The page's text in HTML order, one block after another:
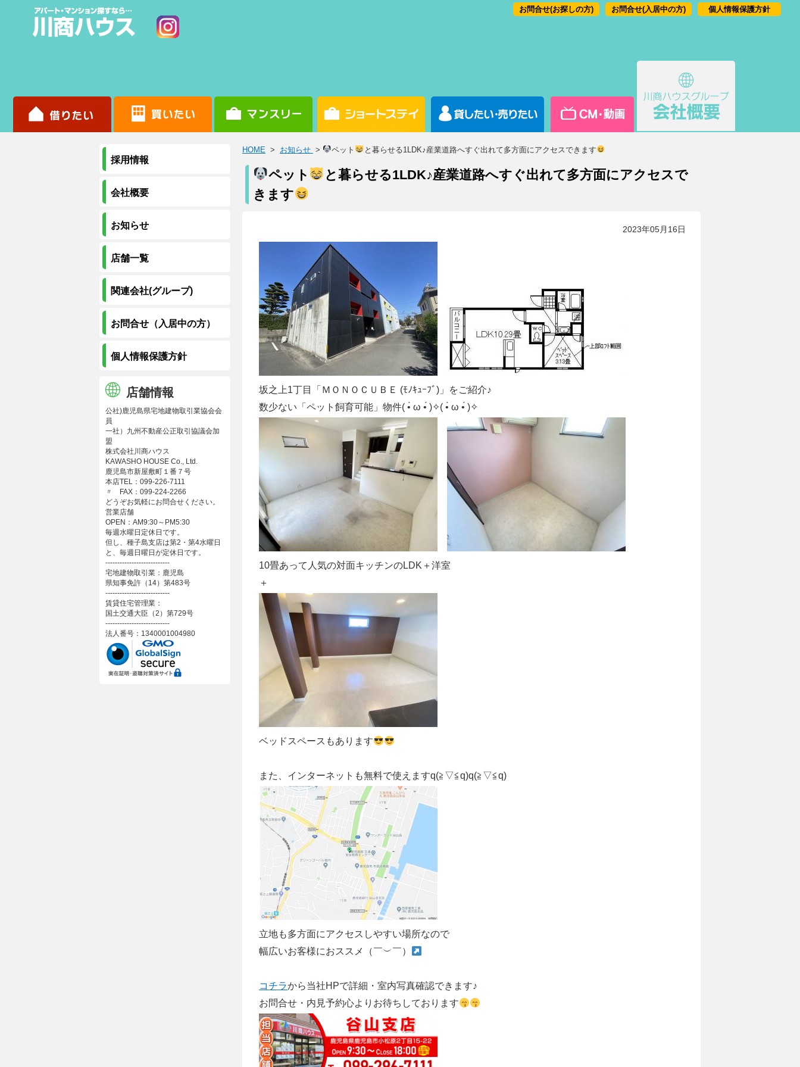
個人情報保護方針
お問合せ(入居中の方)
お問合せ(お探しの方)
HOME > お知らせ > ペット と暮らせる1LDK♪産業道路へすぐ出れて多方面にアクセスできます
ペット
と暮らせる1LDK♪産業道路へすぐ出れて多方面にアクセスで
きます
2023年05月16日
坂之上1丁目「ＭＯＮＯＣＵＢＥ (ﾓﾉｷｭｰﾌﾞ)」をご紹介♪
数少ない「ペット飼育可能」物件( •̀ ω •́ )✧( •̀ ω •́ )✧
10畳あって人気の対面キッチンのLDK＋洋室
＋
ベッドスペースもあります
また、インターネットも無料で使えますq(≧▽≦q)q(≧▽≦q)
立地も多方面にアクセスしやすい場所なので
幅広いお客様におススメ（￣︶￣）
コチラから当社HPで詳細・室内写真確認できます♪
お問合せ・内見予約心よりお待ちしております
採用情報
会社概要
お知らせ
店舗一覧
関連会社(グループ)
お問合せ（入居中の方）
個人情報保護方針
店舗情報
公社)鹿児島県宅地建物取引業協会会
員
一社）九州不動産公正取引協議会加
盟
株式会社川商ハウス
KAWASHO HOUSE Co., Ltd.
鹿児島市新屋敷町１番７号
本店TEL：099-226-7111
〃 FAX：099-224-2266
どうぞお気軽にお問合せください。
営業店舗
OPEN：AM9:30～PM5:30
毎週水曜日定休日です。
但し、種子島支店は第2・第4水曜日
と、毎週日曜日が定休日です。
---------------------------
宅地建物取引業：鹿児島
県知事免許（14）第483号
---------------------------
賃貸住宅管理業：
国土交通大臣（2）第729号
---------------------------
法人番号：1340001004980